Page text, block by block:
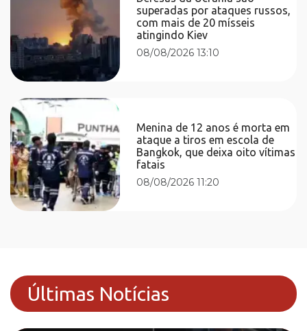
superadas por ataques russos,
com mais de 20 mísseis
atingindo Kiev
08/08/2026 13:10
Menina de 12 anos é morta em
ataque a tiros em escola de
Bangkok, que deixa oito vítimas
fatais
08/08/2026 11:20
Últimas Notícias